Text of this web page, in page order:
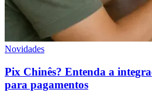
Novidades
Pix Chinês? Entenda a
para pagamentos